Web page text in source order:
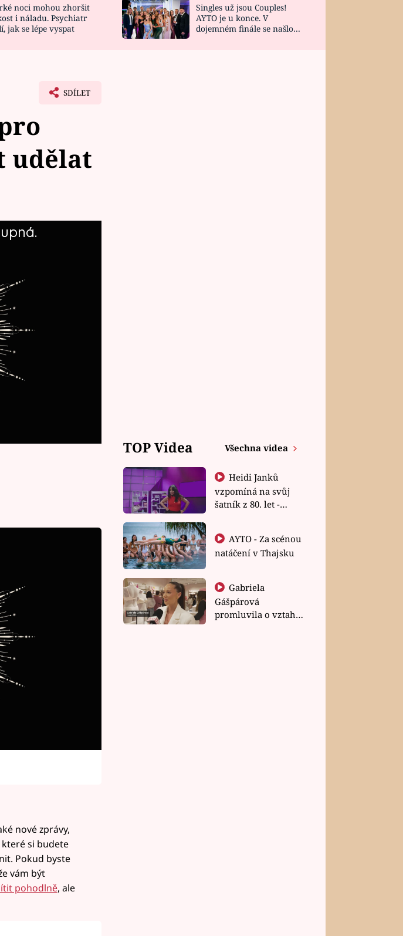
ZAHRADA
DESIGN
noci mohou zhoršit
i náladu. Psychiatr
jak se lépe vyspat
Singles už jsou Couples!
AYTO je u konce. V
dojemném finále se našlo
SDÍLET
udělat
si měli dát
amulety
předpověď
karet
nové zprávy,
si budete
Pokud byste
vám být
pohodlně, ale
TOP Videa Všechna videa
Heidi Janků
vzpomíná na svůj
šatník z 80. let -
natáčení v Thajsku
Gabriela
Gášpárová
promluvila o vztahu